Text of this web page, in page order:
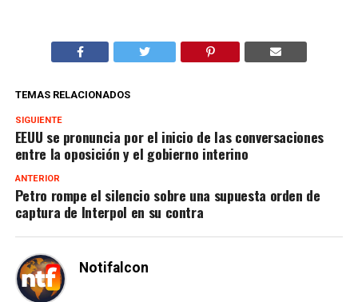
TEMAS RELACIONADOS
SIGUIENTE
EEUU se pronuncia por el inicio de las conversaciones
entre la oposición y el gobierno interino
ANTERIOR
Petro rompe el silencio sobre una supuesta orden de
captura de Interpol en su contra
Notifalcon